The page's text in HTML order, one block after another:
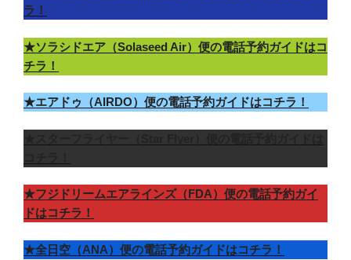
ラ！
★ソラシドエア（Solaseed Air）便の電話予約ガイドはコ
チラ！
★エアドゥ（AIRDO）便の電話予約ガイドはコチラ！
★フジドリームエアラインズ（FDA）便の電話予約ガイ
ドはコチラ！
★全日空（ANA）便の電話予約ガイドはコチラ！